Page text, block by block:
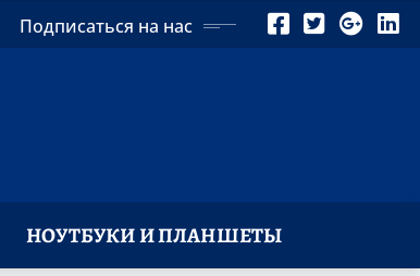
Подписаться на нас
НОУТБУКИ И ПЛАНШЕТЫ